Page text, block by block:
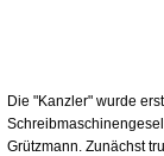
Die "Kanzler" wurde
Grützmann. Zunächst